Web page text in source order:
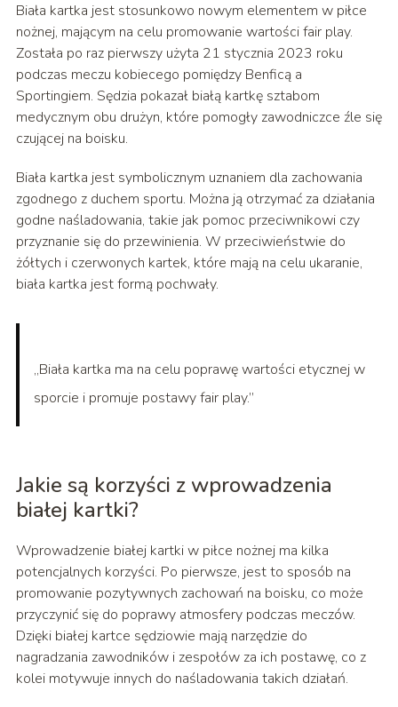
Biała kartka jest stosunkowo nowym elementem w piłce
nożnej, mającym na celu promowanie wartości fair play.
Została po raz pierwszy użyta 21 stycznia 2023 roku
podczas meczu kobiecego pomiędzy Benficą a
Sportingiem. Sędzia pokazał białą kartkę sztabom
medycznym obu drużyn, które pomogły zawodniczce źle się
czującej na boisku.
Biała kartka jest symbolicznym uznaniem dla zachowania
zgodnego z duchem sportu. Można ją otrzymać za działania
godne naśladowania, takie jak pomoc przeciwnikowi czy
przyznanie się do przewinienia. W przeciwieństwie do
żółtych i czerwonych kartek, które mają na celu ukaranie,
biała kartka jest formą pochwały.
„Biała kartka ma na celu poprawę wartości etycznej w
sporcie i promuje postawy fair play.”
Jakie są korzyści z wprowadzenia
białej kartki?
Wprowadzenie białej kartki w piłce nożnej ma kilka
potencjalnych korzyści. Po pierwsze, jest to sposób na
promowanie pozytywnych zachowań na boisku, co może
przyczynić się do poprawy atmosfery podczas meczów.
Dzięki białej kartce sędziowie mają narzędzie do
nagradzania zawodników i zespołów za ich postawę, co z
kolei motywuje innych do naśladowania takich działań.